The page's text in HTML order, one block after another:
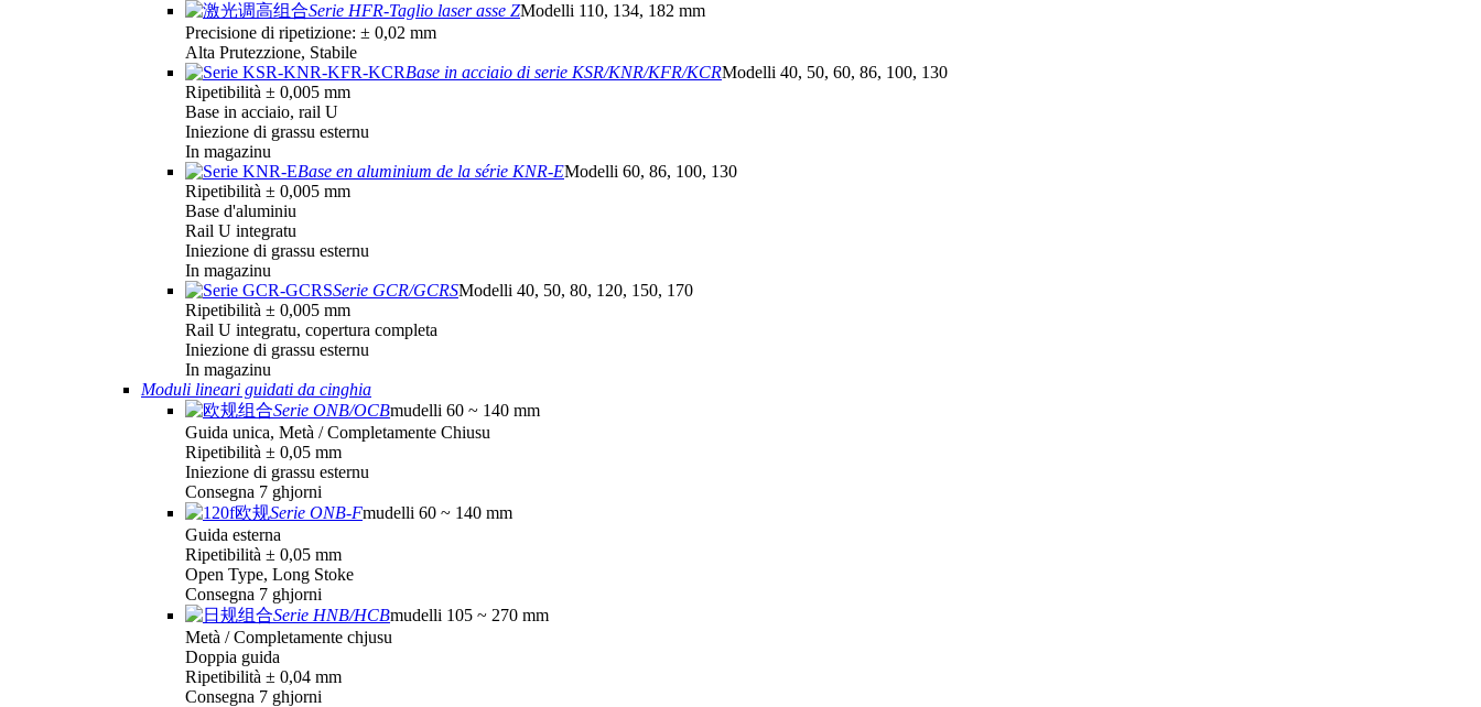
Serie HFR-Taglio laser asse ZModelli 110, 134, 182 mm
Precisione di ripetizione: ± 0,02 mm
Alta Prutezzione, Stabile
Base in acciaio di serie KSR/KNR/KFR/KCRModelli 40, 50, 60, 86, 100, 130
Ripetibilità ± 0,005 mm
Base in acciaio, rail U
Iniezione di grassu esternu
In magazinu
Base en aluminium de la série KNR-EModelli 60, 86, 100, 130
Ripetibilità ± 0,005 mm
Base d'aluminiu
Rail U integratu
Iniezione di grassu esternu
In magazinu
Serie GCR/GCRSModelli 40, 50, 80, 120, 150, 170
Ripetibilità ± 0,005 mm
Rail U integratu, copertura completa
Iniezione di grassu esternu
In magazinu
Moduli lineari guidati da cinghia
Serie ONB/OCBmudelli 60 ~ 140 mm
Guida unica, Metà / Completamente Chiusu
Ripetibilità ± 0,05 mm
Iniezione di grassu esternu
Consegna 7 ghjorni
Serie ONB-Fmudelli 60 ~ 140 mm
Guida esterna
Ripetibilità ± 0,05 mm
Open Type, Long Stoke
Consegna 7 ghjorni
Serie HNB/HCBmudelli 105 ~ 270 mm
Metà / Completamente chjusu
Doppia guida
Ripetibilità ± 0,04 mm
Consegna 7 ghjorni